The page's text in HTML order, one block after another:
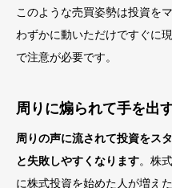
このような売買姿勢は投資を
わずかに動いただけですぐに
で注意が必要です。
周りに煽られて手を出
周りの声に流されて投資をス
と失敗しやすくなります。株
に株式投資を始めた人が増え